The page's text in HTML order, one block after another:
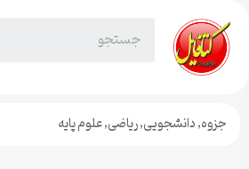
جزوه,دانشجویی,ریاضی,علوم پایه